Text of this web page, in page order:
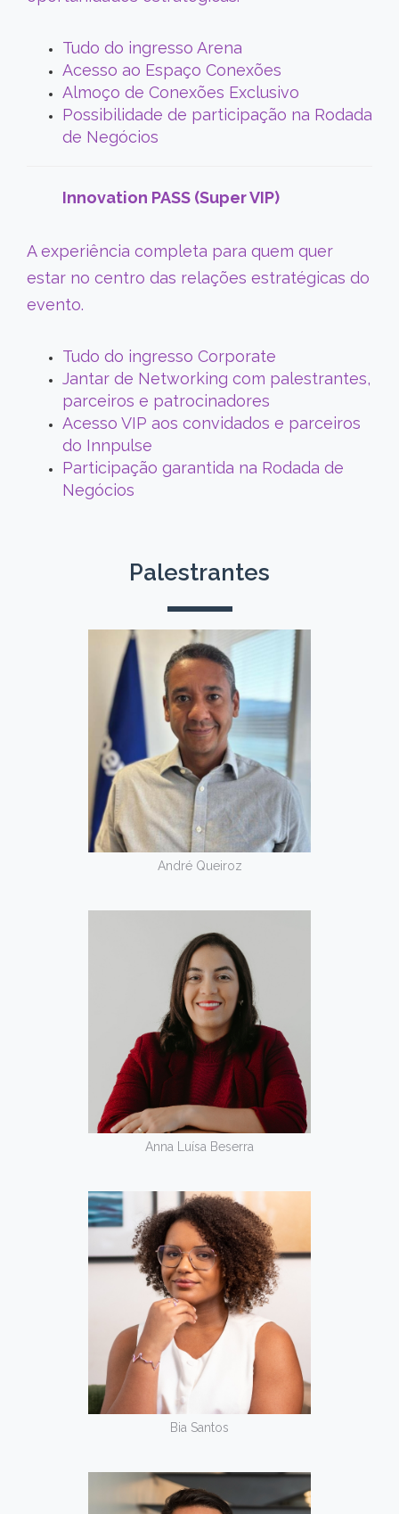
Tudo do ingresso Arena
Acesso ao Espaço Conexões
Almoço de Conexões Exclusivo
Possibilidade de participação na Rodada
de Negócios
Innovation PASS (Super VIP)
A experiência completa para quem quer
estar no centro das relações estratégicas do
evento.
Tudo do ingresso Corporate
Jantar de Networking com palestrantes,
parceiros e patrocinadores
Acesso VIP aos convidados e parceiros
do Innpulse
Participação garantida na Rodada de
Negócios
Palestrantes
André Queiroz
Anna Luísa Beserra
Bia Santos